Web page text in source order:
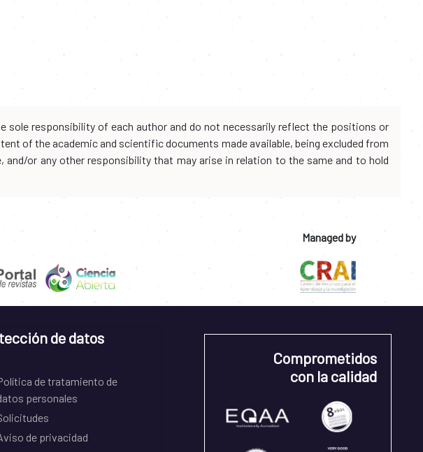
sole responsibility of each author and do not necessarily reflect the positions or
of the academic and scientific documents made available, being excluded from
or any other responsibility that may arise in relation to the same and to hold
Managed by
de datos
de tratamiento de
personales
de privacidad
Comprometidos
con la calidad